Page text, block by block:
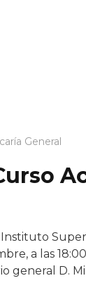
General
a las
general D.